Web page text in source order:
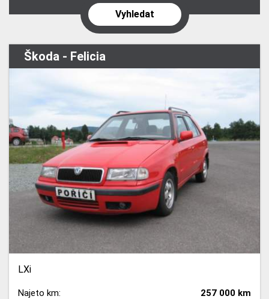
Škoda - Felicia
LXi
Najeto km: 257 000 km